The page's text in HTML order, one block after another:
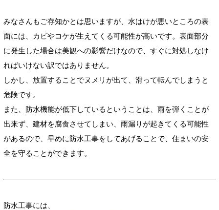
みなさんもご存知かとは思いますが、水はけが悪いところの表
面には、カビやコケが生えてくる可能性が高いです。表面部分
に発生した場合は美観への影響だけなので、すぐに対処しなけ
ればいけない訳ではありません。
しかし、放置することでヌメリが出て、滑って転んでしまうと
危険です。
また、防水機能が低下しているということは、雨を弾くことが
出来ず、建材を腐食させてしまい、雨漏りが起きてくる可能性
があるので、早めに防水工事をしてあげることで、住まいの安
全を守ることができます。
防水工事には、